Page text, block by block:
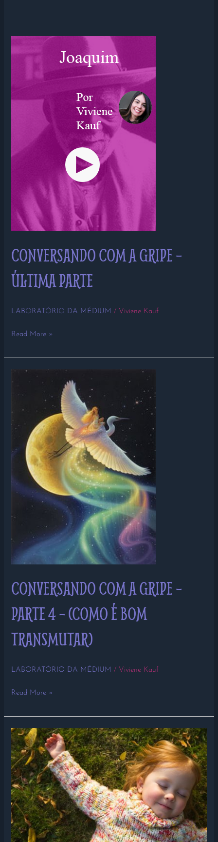
CONVERSANDO COM A GRIPE –
ÚLTIMA PARTE
LABORATÓRIO DA MÉDIUM / Viviene Kauf
COM
Read More »
CONVERSANDO COM A GRIPE –
PARTE 4 – (COMO É BOM
TRANSMUTAR)
LABORATÓRIO DA MÉDIUM / Viviene Kauf
CONVERSANDO
GRIPE
PARTE
4
(COMO
TRANSMUTAR)
Read More »
CONVERSANDO
COM
A
GRIPE
–
PARTE
3